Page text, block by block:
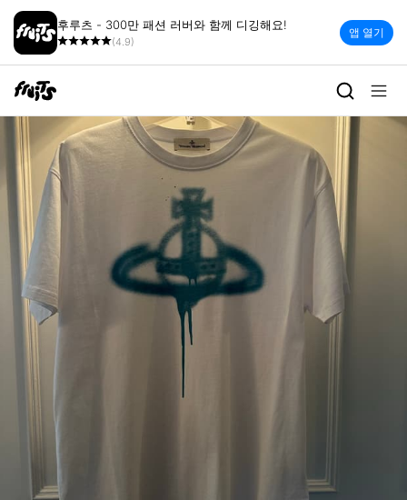
후루츠 - 300만 패션 러버와 함께 디깅해요!
(4.9)
앱 열기